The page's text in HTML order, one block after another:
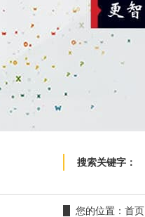
搜索关键字：
您的位置： 首页